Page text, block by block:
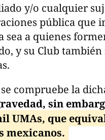
y/o cualquier
pública que
a quienes
y su Club también
compruebe la
sin
UMAs, que
mexicanos.